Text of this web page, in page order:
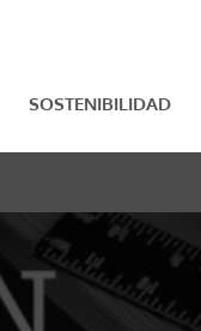
SOSTENIBILIDAD